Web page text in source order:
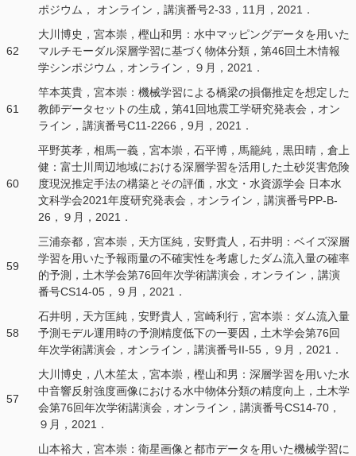
ポジウム， オンライン，講演番号2-33，11月，2021．
62
大川博史，宮本崇，樫山和男：水中マッピングデータを用いた
マルチモーダル深層学習に基づく物体分類，第46回土木情報
学シンポジウム，オンライン，９月，2021．
61
竿本英貴，宮本崇：機械学習による橋梁の損傷推定を想定した
教師データセットの⽣成，第41回地震⼯学研究発表会，オン
ライン，講演番号C11-2266，9月，2021．
60
平野英孝，相馬一義，宮本崇，石平博，馬籠純，黒田晴，倉上
健：富士川周辺地域における深層学習を活用した土砂災害危険
度現況推定手法の構築とその評価，水文・水資源学会 日本水
文科学会2021年度研究発表会，オンライン，講演番号PP-B-
26，９月，2021．
59
三浦奈都，宮本崇，天方匡純，安野貴人，石井明：ベイズ深層
学習を用いた予報雨量の不確実性を考慮したダム流入量の確率
的予測，土木学会第76回年次学術講演会，オンライン，講演
番号CS14-05，９月，2021．
58
石井明，天方匡純，安野貴人，宮崎利行，宮本崇：ダム流入量
予測モデル運用時の予測精度低下の一要因，土木学会第76回
年次学術講演会，オンライン，講演番号II-55，９月，2021．
57
大川博史，八木笙太，宮本崇，樫山和男：深層学習を用いた水
中音響反射強度画像における水中物体分類の精度向上，土木学
会第76回年次学術講演会，オンライン，講演番号CS14-70，
９月，2021．
山本裕大，宮本崇：衛星画像と都市データを用いた機械学習に